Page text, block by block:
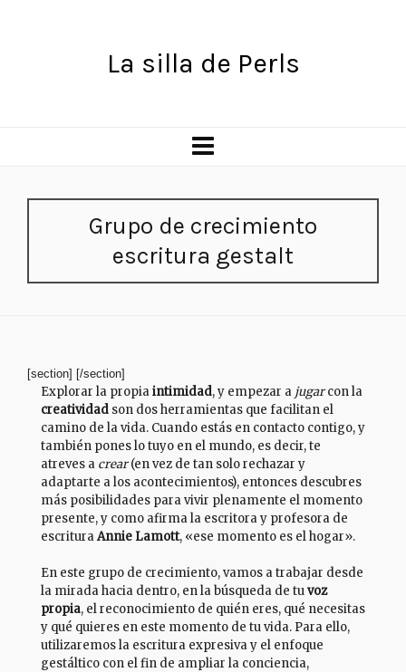
La silla de Perls
Grupo de crecimiento
escritura gestalt
[section]
Explorar la propiaintimidad, y empezar a jugarcon la
creatividad son dos herramientas que facilitan el
camino de la vida. Cuando estás en contacto contigo, y
también pones lo tuyo en el mundo, es decir, te
atreves a crear(en vez de tan solo rechazar y
adaptarte a los acontecimientos), entonces descubres
más posibilidades para vivir plenamente el momento
presente, y como afirma la escritora y profesora de
escrituraAnnie Lamott, «ese momento es el hogar».
En este grupo de crecimiento, vamos a trabajar desde
la mirada hacia dentro, en la búsqueda de tuvoz
propia, el reconocimiento de quién eres, qué necesitas
y qué quieres en este momento de tu vida. Para ello,
utilizaremos la escritura expresiva y el enfoque
gestáltico con el fin de ampliar la conciencia,
[/section]